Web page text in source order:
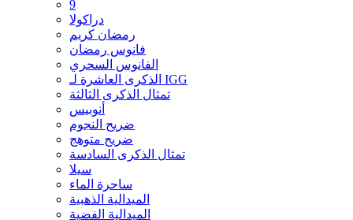
9
دراكولا
رمضان كريم
فانوس رمضان
الفانوس السحري
الذكرى العاشرة لـ IGG
تمثال الذكرى الثالثة
أنوبيس
ضريح النجوم
ضريح متوهج
تمثال الذكرى السادسة
سيلا
ساحرة الماء
الميدالية الذهبية
الميدالية الفضية